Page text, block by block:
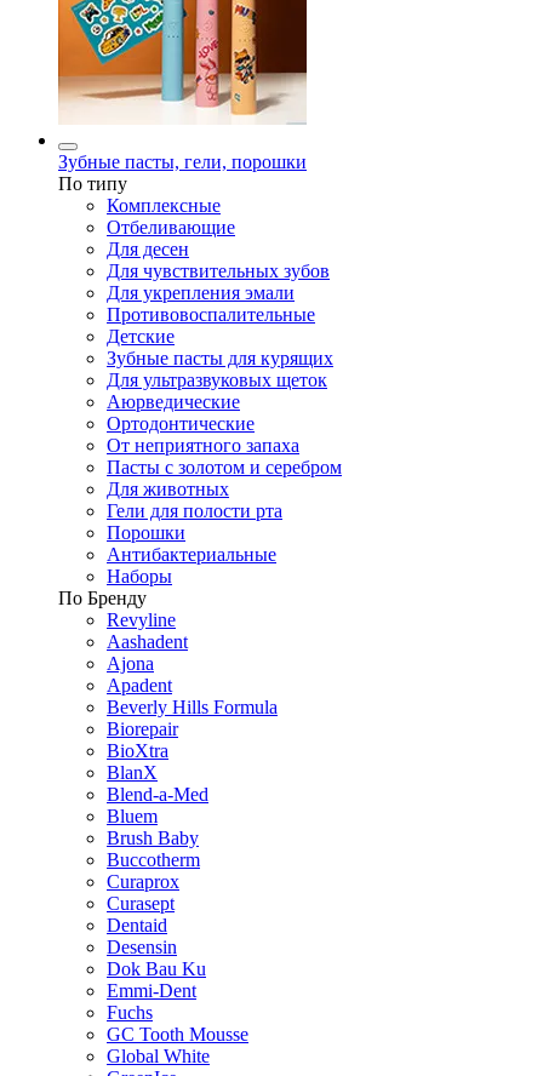
Зубные пасты, гели, порошки
По типу
Комплексные
Отбеливающие
Для десен
Для чувствительных зубов
Для укрепления эмали
Противовоспалительные
Детские
Зубные пасты для курящих
Для ультразвуковых щеток
Аюрведические
Ортодонтические
От неприятного запаха
Пасты с золотом и серебром
Для животных
Гели для полости рта
Порошки
Антибактериальные
Наборы
По Бренду
Revyline
Aashadent
Ajona
Apadent
Beverly Hills Formula
Biorepair
BioXtra
BlanX
Blend-a-Med
Bluem
Brush Baby
Buccotherm
Curaprox
Curasept
Dentaid
Desensin
Dok Bau Ku
Emmi-Dent
Fuchs
GC Tooth Mousse
Global White